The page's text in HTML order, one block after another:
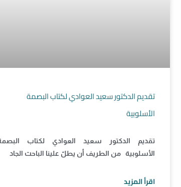
تقديم الدكتور سعيد العوادي لكتاب البصمة
الأسلوبية
تقديم الدكتور سعيد العوادي لكتاب
الأسلوبية من الطريف أن يطلّ علينا الباحث الجاد
اقرأ المزيد